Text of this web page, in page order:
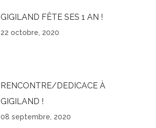
GIGILAND FÊTE SES 1 AN !
22 octobre, 2020
RENCONTRE/DEDICACE À
GIGILAND !
08 septembre, 2020